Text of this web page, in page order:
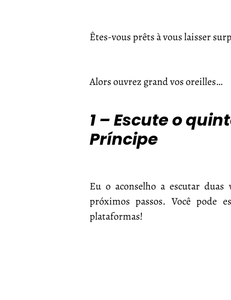
Êtes-vous prêts à vous laisser
Alors ouvrez grand vos oreilles…
1 – Escute o
Príncipe
Eu o aconselho a escutar
próximos passos. Você pode
plataformas!